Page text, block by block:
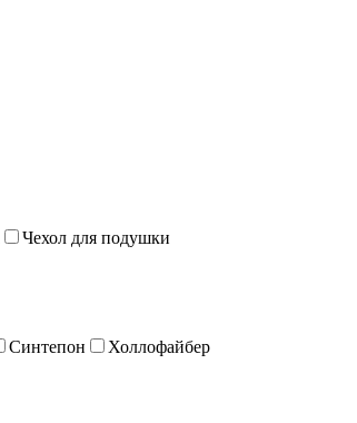
Чехол для подушки
Синтепон
Холлофайбер